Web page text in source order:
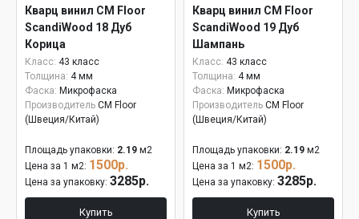
Кварц винил CM Floor
ScandiWood 18 Дуб
Корица
Класс: 43 класс
Толщина: 4 мм
Фаска: Микрофаска
Производитель CM Floor
(Швеция/Китай)
Площадь упаковки: 2.19 м2
Цена за 1 м2: 1500р.
Цена за упаковку: 3285р.
Купить
Кварц винил CM Floor
ScandiWood 19 Дуб
Шампань
Класс: 43 класс
Толщина: 4 мм
Фаска: Микрофаска
Производитель CM Floor
(Швеция/Китай)
Площадь упаковки: 2.19 м2
Цена за 1 м2: 1500р.
Цена за упаковку: 3285р.
Купить